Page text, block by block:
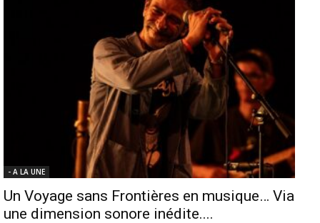
- A LA UNE
Un Voyage sans Frontières en musique… Via
une dimension sonore inédite....